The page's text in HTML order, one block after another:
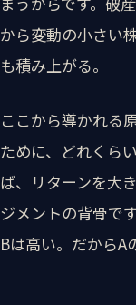
から変動の小さい
も積み上がる。
ここから導かれる
ために、どれくら
ば、リターンを大
ジメントの背骨で
Bは高い。だからA